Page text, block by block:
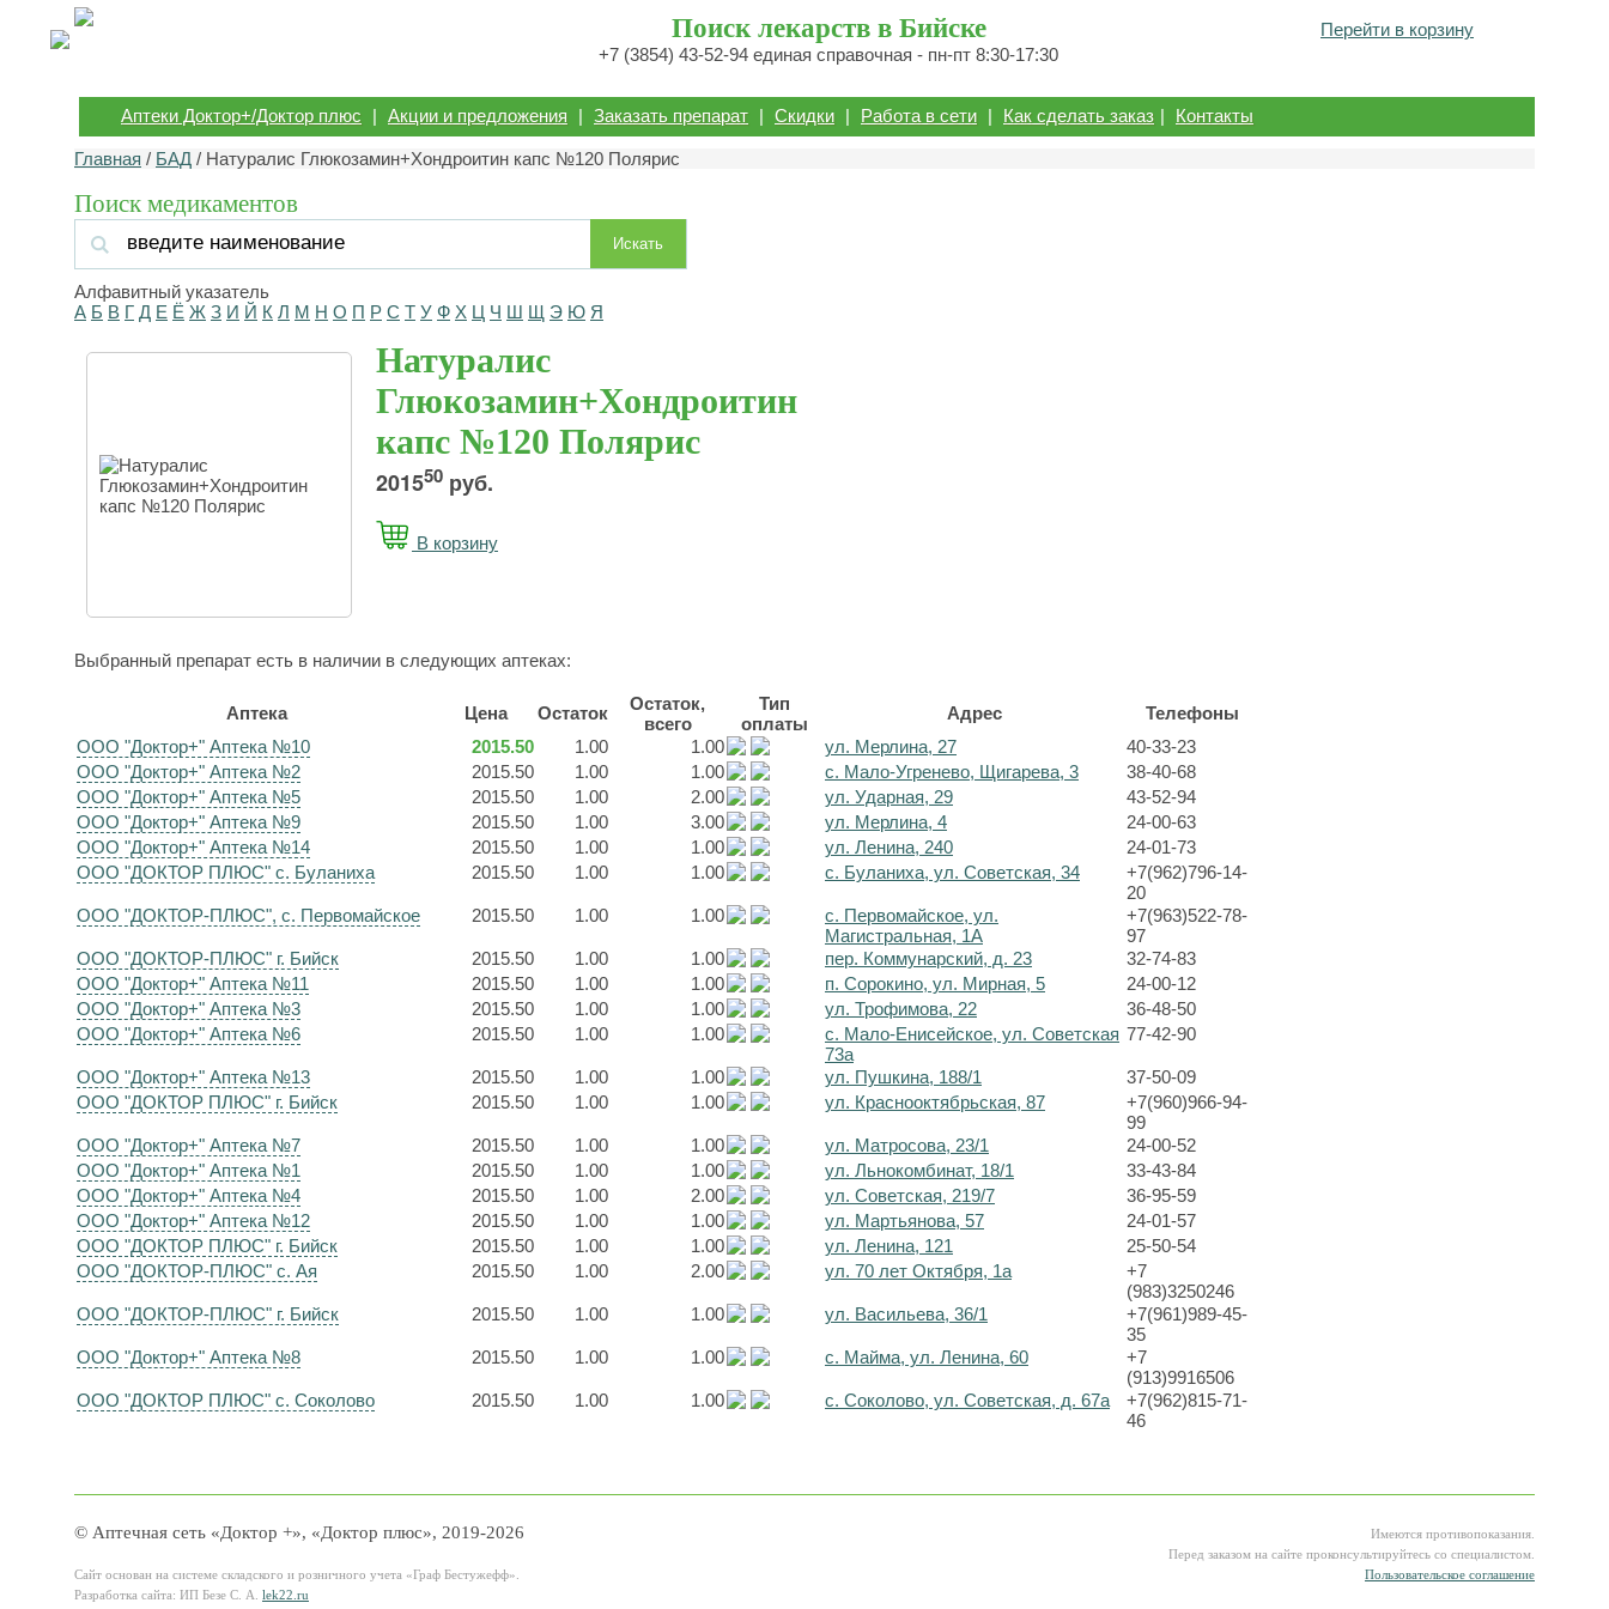
Поиск лекарств в Бийске
+7 (3854) 43-52-94 единая справочная - пн-пт 8:30-17:30
Перейти в корзину
Аптеки Доктор+/Доктор плюс | Акции и предложения | Заказать препарат | Скидки | Работа в сети | Как сделать заказ | Контакты
Главная / БАД / Натуралис Глюкозамин+Хондроитин капс №120 Полярис
Поиск медикаментов
Искать
Алфавитный указатель
А Б В Г Д Е Ё Ж З И Й К Л М Н О П Р С Т У Ф Х Ц Ч Ш Щ Э Ю Я
Натуралис
Глюкозамин+Хондроитин
капс №120 Полярис
201550 руб.
В корзину
Выбранный препарат есть в наличии в следующих аптеках:
Аптека Цена Остаток
Остаток,
всего
Тип
оплаты
Адрес
Телефоны
ООО "Доктор+" Аптека №10
2015.50 1.00 1.00 ул. Мерлина, 27
40-33-23
ООО "Доктор+" Аптека №2
2015.50 1.00 1.00 с. Мало-Угренево, Щигарева, 3
38-40-68
ООО "Доктор+" Аптека №5
2015.50 1.00 2.00 ул. Ударная, 29
43-52-94
ООО "Доктор+" Аптека №9
2015.50 1.00 3.00 ул. Мерлина, 4
24-00-63
ООО "Доктор+" Аптека №14
2015.50 1.00 1.00 ул. Ленина, 240
24-01-73
ООО "ДОКТОР ПЛЮС" с. Буланиха
2015.50 1.00 1.00 с. Буланиха, ул. Советская, 34
+7(962)796-14-
20
ООО "ДОКТОР-ПЛЮС", с. Первомайское
2015.50 1.00 1.00
с. Первомайское, ул.
Магистральная, 1А
+7(963)522-78-
97
ООО "ДОКТОР-ПЛЮС" г. Бийск
2015.50 1.00 1.00 пер. Коммунарский, д. 23
32-74-83
ООО "Доктор+" Аптека №11
2015.50 1.00 1.00 п. Сорокино, ул. Мирная, 5
24-00-12
ООО "Доктор+" Аптека №3
2015.50 1.00 1.00 ул. Трофимова, 22
36-48-50
ООО "Доктор+" Аптека №6
2015.50 1.00 1.00
с. Мало-Енисейское, ул. Советская
73а
77-42-90
ООО "Доктор+" Аптека №13 2015.50 1.00 1.00 ул. Пушкина, 188/1
37-50-09
ООО "ДОКТОР ПЛЮС" г. Бийск
2015.50 1.00 1.00 ул. Краснооктябрьская, 87
+7(960)966-94-
99
ООО "Доктор+" Аптека №7
2015.50 1.00 1.00 ул. Матросова, 23/1
24-00-52
ООО "Доктор+" Аптека №1
2015.50 1.00 1.00 ул. Льнокомбинат, 18/1
33-43-84
ООО "Доктор+" Аптека №4
2015.50 1.00 2.00 ул. Советская, 219/7
36-95-59
ООО "Доктор+" Аптека №12
2015.50 1.00 1.00 ул. Мартьянова, 57
24-01-57
ООО "ДОКТОР ПЛЮС" г. Бийск
2015.50 1.00 1.00 ул. Ленина, 121
25-50-54
ООО "ДОКТОР-ПЛЮС" с. Ая
2015.50 1.00 2.00 ул. 70 лет Октября, 1а
+7
(983)3250246
ООО "ДОКТОР-ПЛЮС" г. Бийск
2015.50 1.00 1.00 ул. Васильева, 36/1
+7(961)989-45-
35
ООО "Доктор+" Аптека №8
2015.50 1.00 1.00 с. Майма, ул. Ленина, 60
+7
(913)9916506
ООО "ДОКТОР ПЛЮС" с. Соколово
2015.50 1.00 1.00 с. Соколово, ул. Советская, д. 67а
+7(962)815-71-
46
© Аптечная сеть «Доктор +», «Доктор плюс», 2019-2026
Сайт основан на системе складского и розничного учета «Граф Бестужефф».
Разработка сайта: ИП Безе С. А. lek22.ru
Имеются противопоказания.
Перед заказом на сайте проконсультируйтесь со специалистом.
Пользовательское соглашение